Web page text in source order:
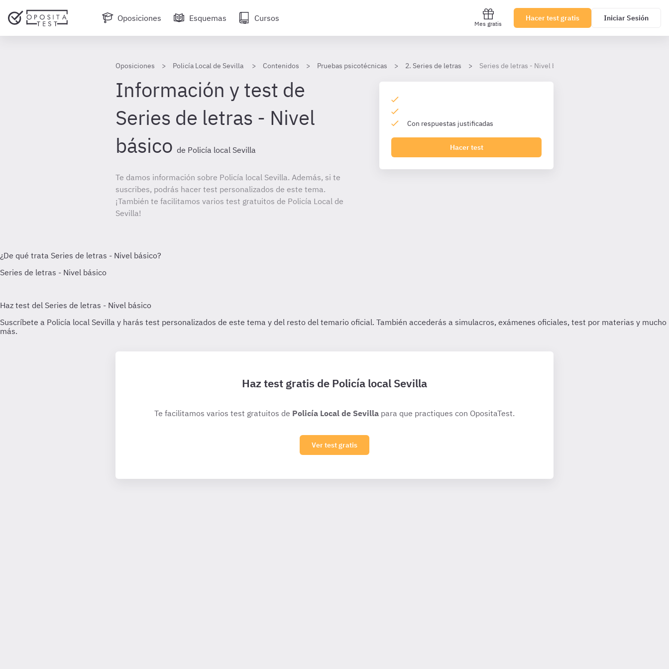
Oposiciones Esquemas Cursos
Mes gratis
Hacer test gratis Iniciar Sesión
Oposiciones Policía Local de Sevilla Contenidos Pruebas psicotécnicas 2. Series de letras Series de letras - Nivel básico
Información y test de
Series de letras - Nivel
básico de Policía local Sevilla
Te damos información sobre Policía local Sevilla. Además, si te
suscribes, podrás hacer test personalizados de este tema.
¡También te facilitamos varios test gratuitos de Policía Local de
Sevilla!
Con respuestas justificadas
Hacer test
Haz test gratis de Policía local Sevilla
Te facilitamos varios test gratuitos de Policía Local de Sevilla para que practiques con OpositaTest.
Ver test gratis